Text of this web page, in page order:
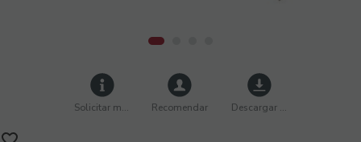
Solicitar más info Recomendar Descargar imágenes